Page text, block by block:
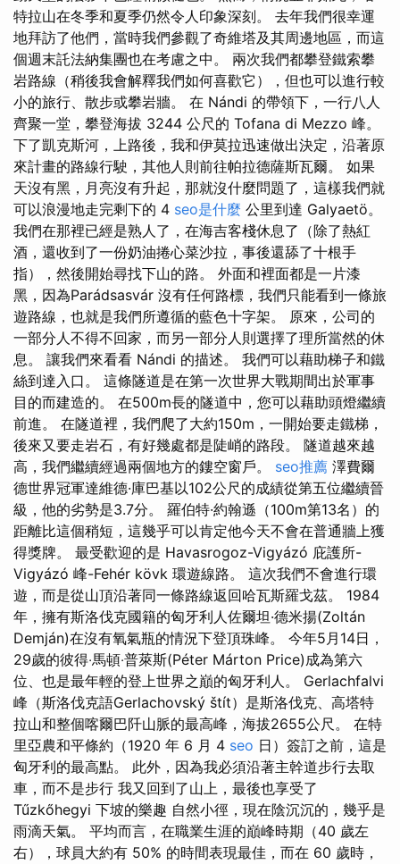
特拉山在冬季和夏季仍然令人印象深刻。 去年我們很幸運
地拜訪了他們，當時我們參觀了奇維塔及其周邊地區，而這
個週末託法納集團也在考慮之中。 兩次我們都攀登鐵索攀
岩路線（稍後我會解釋我們如何喜歡它），但也可以進行較
小的旅行、散步或攀岩牆。 在 Nándi 的帶領下，一行八人
齊聚一堂，攀登海拔 3244 公尺的 Tofana di Mezzo 峰。
下了凱克斯河，上路後，我和伊莫拉迅速做出決定，沿著原
來計畫的路線行駛，其他人則前往帕拉德薩斯瓦爾。 如果
天沒有黑，月亮沒有升起，那就沒什麼問題了，這樣我們就
可以浪漫地走完剩下的 4 seo是什麼 公里到達 Galyaetö。
我們在那裡已經是熟人了，在海吉客棧休息了（除了熱紅
酒，還收到了一份奶油捲心菜沙拉，事後還舔了十根手
指），然後開始尋找下山的路。 外面和裡面都是一片漆
黑，因為Parádsasvár 沒有任何路標，我們只能看到一條旅
遊路線，也就是我們所遵循的藍色十字架。 原來，公司的
一部分人不得不回家，而另一部分人則選擇了理所當然的休
息。 讓我們來看看 Nándi 的描述。 我們可以藉助梯子和鐵
絲到達入口。 這條隧道是在第一次世界大戰期間出於軍事
目的而建造的。 在500m長的隧道中，您可以藉助頭燈繼續
前進。 在隧道裡，我們爬了大約150m，一開始要走鐵梯，
後來又要走岩石，有好幾處都是陡峭的路段。 隧道越來越
高，我們繼續經過兩個地方的鏤空窗戶。 seo推薦 澤費爾
德世界冠軍達維德·庫巴基以102公尺的成績從第五位繼續晉
級，他的劣勢是3.7分。 羅伯特·約翰遜（100m第13名）的
距離比這個稍短，這幾乎可以肯定他今天不會在普通牆上獲
得獎牌。 最受歡迎的是 Havasrogoz-Vigyázó 庇護所-
Vigyázó 峰-Fehér kövk 環遊線路。 這次我們不會進行環
遊，而是從山頂沿著同一條路線返回哈瓦斯羅戈茲。 1984
年，擁有斯洛伐克國籍的匈牙利人佐爾坦·德米揚(Zoltán
Demján)在沒有氧氣瓶的情況下登頂珠峰。 今年5月14日，
29歲的彼得‧馬頓‧普萊斯(Péter Márton Price)成為第六
位、也是最年輕的登上世界之巔的匈牙利人。 Gerlachfalvi
峰（斯洛伐克語Gerlachovský štít）是斯洛伐克、高塔特
拉山和整個喀爾巴阡山脈的最高峰，海拔2655公尺。 在特
里亞農和平條約（1920 年 6 月 4 seo 日）簽訂之前，這是
匈牙利的最高點。 此外，因為我必須沿著主幹道步行去取
車，而不是步行 我又回到了山上，最後也享受了
Tűzkőhegyi 下坡的樂趣 自然小徑，現在陰沉沉的，幾乎是
雨滴天氣。 平均而言，在職業生涯的巔峰時期（40 歲左
右），球員大約有 50% 的時間表現最佳，而在 60 歲時，